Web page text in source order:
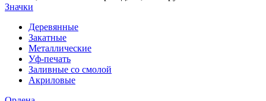
Значки
Деревянные
Закатные
Металлические
Уф-печать
Заливные со смолой
Акриловые